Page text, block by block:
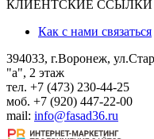
КЛИЕНТСКИЕ ССЫЛКИ
Как с нами связаться
394033, г.Воронеж,
"а", 2 этаж
тел. +7 (473) 230-44-25
моб. +7 (920) 447-22-00
mail: info@fasad36.ru